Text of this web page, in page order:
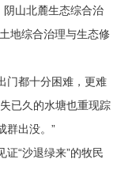
山北麓生态综合治
地综合治理与生态修
都十分困难，更难
已久的水塘也重现踪
群出没。”
“沙退绿来”的牧民